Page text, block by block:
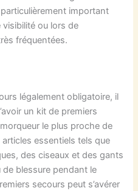
important
ou lors de
fréquentées.
légalement obligatoire, il
un kit de premiers
le plus proche de
essentiels tels que
des ciseaux et des gants
de blessure pendant le
secours peut s’avérer